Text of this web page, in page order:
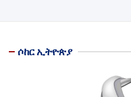
ሶከር ኢትዮጵያ